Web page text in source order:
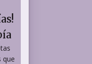
que